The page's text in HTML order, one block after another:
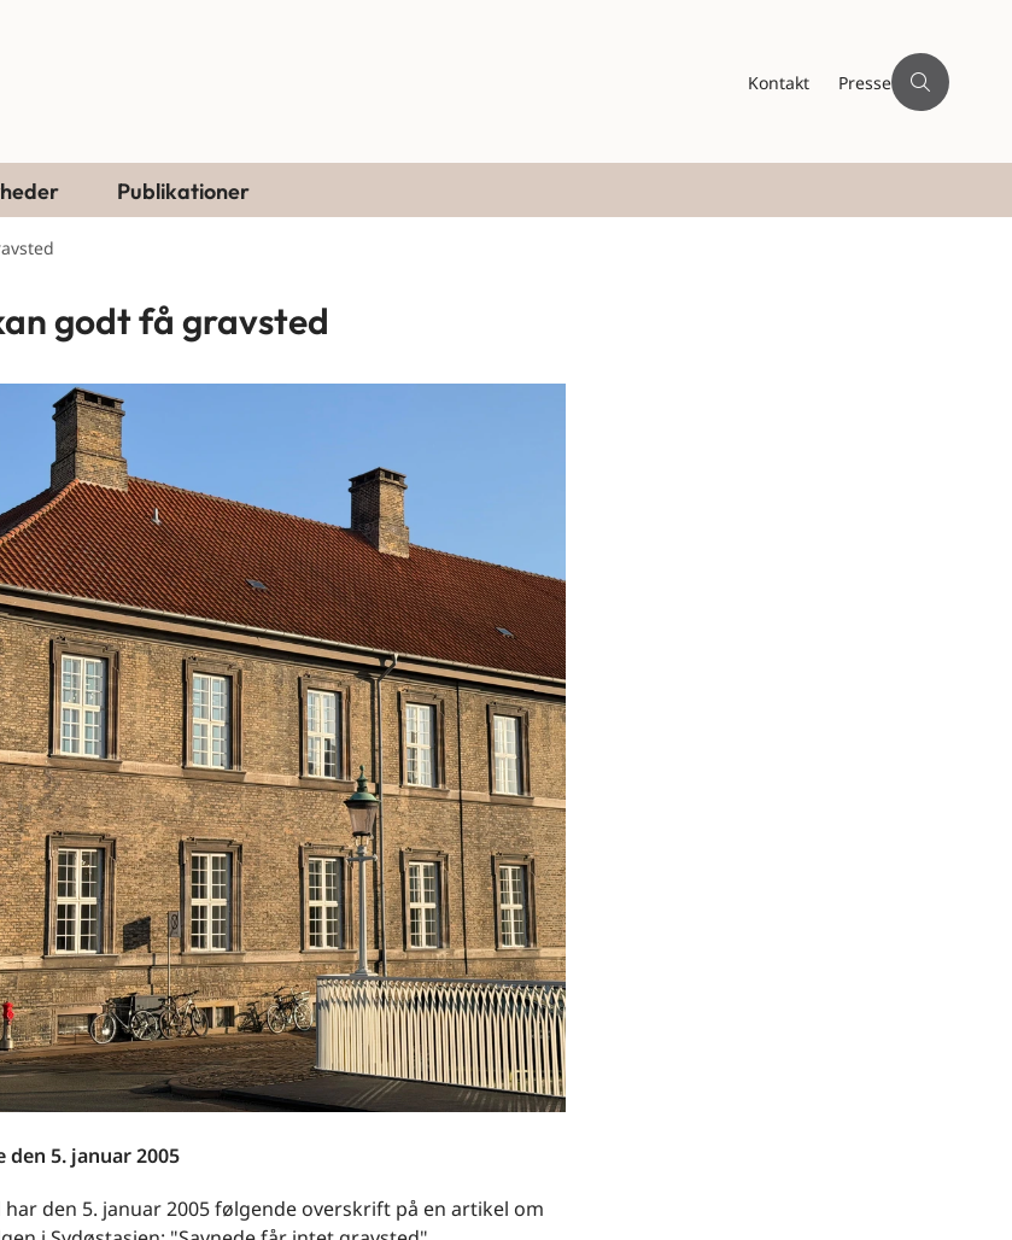
Kontakt Presse
Publikationer
godt få gravsted
den 5. januar 2005
den 5. januar 2005 følgende overskrift på en artikel om